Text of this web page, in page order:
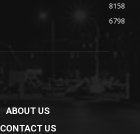
8158
6798
ABOUT US
CONTACT US